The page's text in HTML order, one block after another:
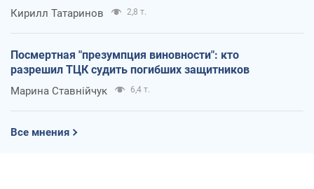
Кирилл Татаринов 2,8 т.
Посмертная "презумпция виновности": кто
разрешил ТЦК судить погибших защитников
Марина Ставнійчук 6,4 т.
Все мнения